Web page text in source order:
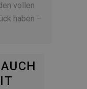
vollen
haben –